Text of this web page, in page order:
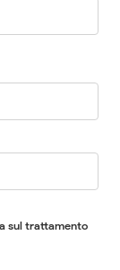
sul trattamento